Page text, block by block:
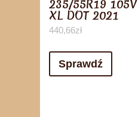
235/55R19 105V
XL DOT 2021
440,66zł
Sprawdź